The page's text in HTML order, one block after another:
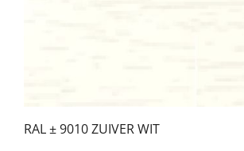
RAL ± 9010 ZUIVER WIT